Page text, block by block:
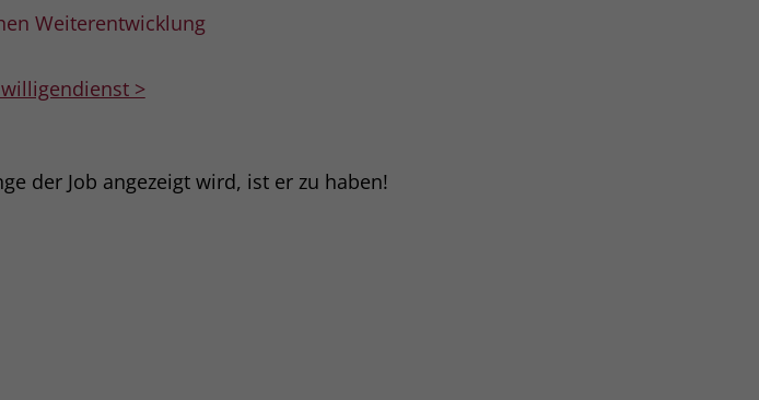
Weiterentwicklung
>
der Job angezeigt wird, ist er zu haben!
darüber, welche
Bestellungen oder
der Anzeige zugewiesen
Dieses Cookie ist